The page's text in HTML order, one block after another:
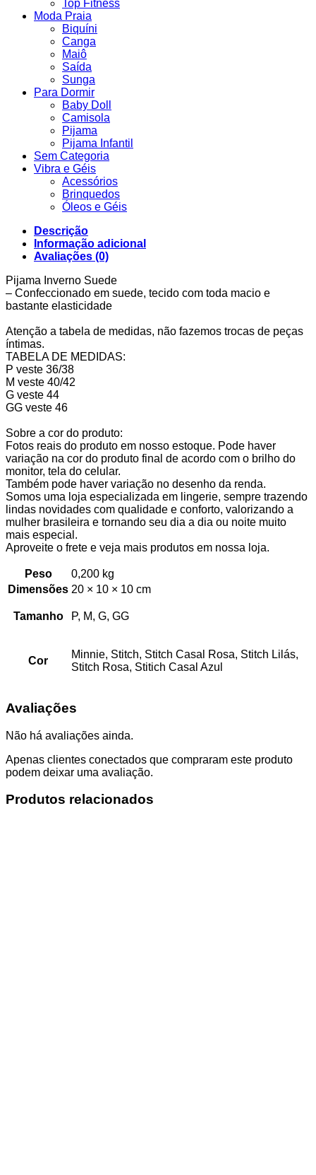
Top Fitness
Moda Praia
Biquíni
Canga
Maiô
Saída
Sunga
Para Dormir
Baby Doll
Camisola
Pijama
Pijama Infantil
Sem Categoria
Vibra e Géis
Acessórios
Brinquedos
Óleos e Géis
Descrição
Informação adicional
Avaliações (0)
Pijama Inverno Suede
– Confeccionado em suede, tecido com toda macio e
bastante elasticidade
Atenção a tabela de medidas, não fazemos trocas de peças
íntimas.
TABELA DE MEDIDAS:
P veste 36/38
M veste 40/42
G veste 44
GG veste 46
Sobre a cor do produto:
Fotos reais do produto em nosso estoque. Pode haver
variação na cor do produto final de acordo com o brilho do
monitor, tela do celular.
Também pode haver variação no desenho da renda.
Somos uma loja especializada em lingerie, sempre trazendo
lindas novidades com qualidade e conforto, valorizando a
mulher brasileira e tornando seu dia a dia ou noite muito
mais especial.
Aproveite o frete e veja mais produtos em nossa loja.
Peso
0,200 kg
Dimensões 20 × 10 × 10 cm
Tamanho P, M, G, GG
Cor
Minnie, Stitch, Stitch Casal Rosa, Stitch Lilás,
Stitch Rosa, Stitich Casal Azul
Avaliações
Não há avaliações ainda.
Apenas clientes conectados que compraram este produto
podem deixar uma avaliação.
Produtos relacionados